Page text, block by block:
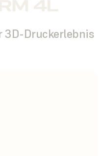
4L
3D-Druckerlebnis